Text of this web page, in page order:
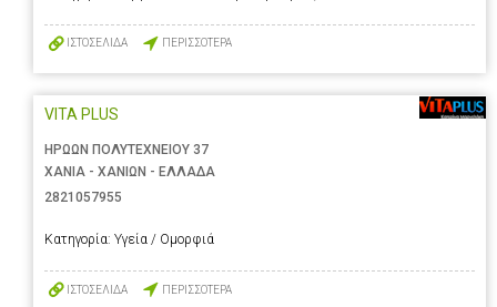
ΙΣΤΟΣΕΛΙΔΑ ΠΕΡΙΣΣΟΤΕΡΑ
VITA PLUS
ΗΡΩΩΝ ΠΟΛΥΤΕΧΝΕΙΟΥ 37
ΧΑΝΙΑ - ΧΑΝΙΩΝ - ΕΛΛΑΔΑ
2821057955
Κατηγορία: Υγεία / Ομορφιά
ΙΣΤΟΣΕΛΙΔΑ ΠΕΡΙΣΣΟΤΕΡΑ